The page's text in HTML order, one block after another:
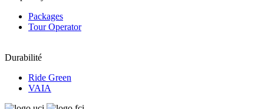
Packages
Tour Operator
Durabilité
Ride Green
VAIA